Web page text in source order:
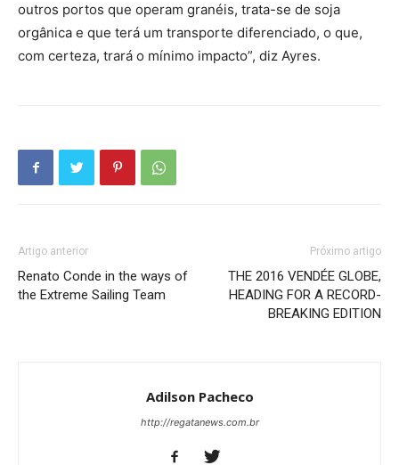
outros portos que operam granéis, trata-se de soja
orgânica e que terá um transporte diferenciado, o que,
com certeza, trará o mínimo impacto”, diz Ayres.
Artigo anterior
Renato Conde in the ways of
the Extreme Sailing Team
Próximo artigo
THE 2016 VENDÉE GLOBE,
HEADING FOR A RECORD-
BREAKING EDITION
Adilson Pacheco
http://regatanews.com.br